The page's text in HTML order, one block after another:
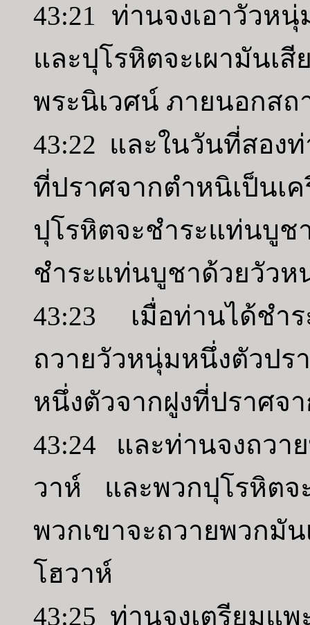
43:21 ท่านจงเอาวัวห
และปุโรหิตจะเผามันเ
พระนิเวศน์ ภายนอกส
43:22 และในวันที่สอง
ที่ปราศจากตำหนิเป็
ปุโรหิตจะชำระแท่นบู
ชำระแท่นบูชาด้วยวัวห
43:23 เมื่อท่านได้ชำ
ถวายวัวหนุ่มหนึ่งตัว
หนึ่งตัวจากฝูงที่ปราศจ
43:24 และท่านจงถวา
วาห์ และพวกปุโรหิตจ
พวกเขาจะถวายพวกมัน
โฮวาห์
43:25 ท่านจงเตรียมแ